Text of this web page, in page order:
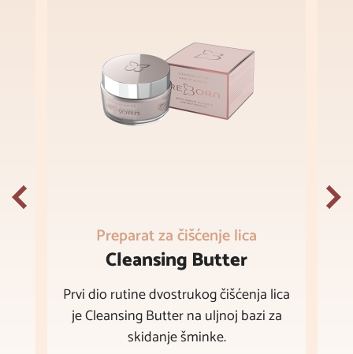
Preparat za čišćenje lica
Cleansing Butter
Prvi dio rutine dvostrukog čišćenja lica
je Cleansing Butter na uljnoj bazi za
skidanje šminke.